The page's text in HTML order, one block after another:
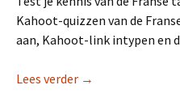
Kahoot-quizzen van de
aan, Kahoot-link intypen en
Lees verder Franse Kahoot-
→